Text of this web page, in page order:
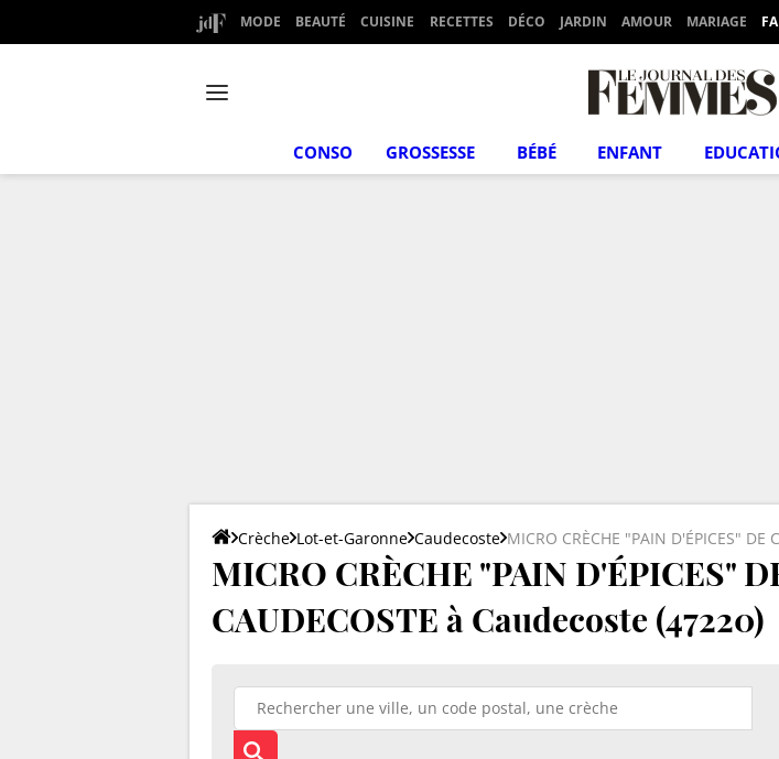
MODE BEAUTÉ CUISINE RECETTES DÉCO JARDIN AMOUR MARIAGE
CONSO GROSSESSE BÉBÉ ENFANT
Crèche Lot-et-Garonne Caudecoste MICRO CRÈCHE "PAIN D'ÉPICES" DE
MICRO CRÈCHE "PAIN D'ÉPICES"
CAUDECOSTE à Caudecoste (47220)